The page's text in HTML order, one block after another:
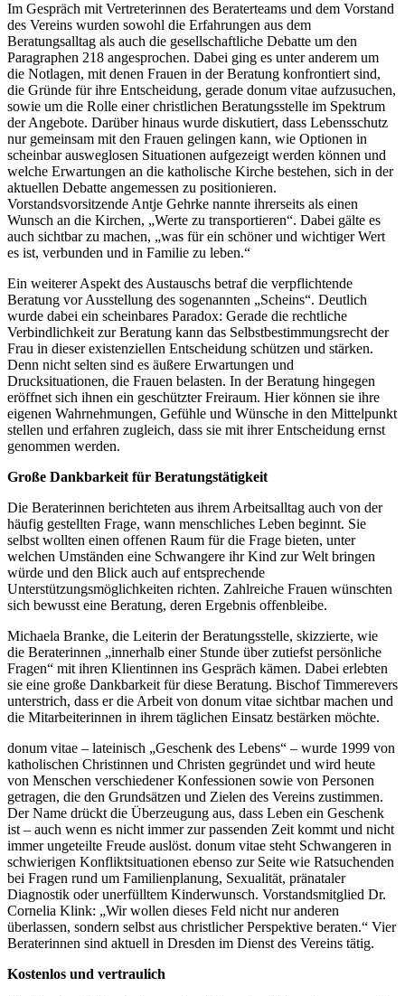
Im Gespräch mit Vertreterinnen des Beraterteams und dem Vorstand
des Vereins wurden sowohl die Erfahrungen aus dem
Beratungsalltag als auch die gesellschaftliche Debatte um den
Paragraphen 218 angesprochen. Dabei ging es unter anderem um
die Notlagen, mit denen Frauen in der Beratung konfrontiert sind,
die Gründe für ihre Entscheidung, gerade donum vitae aufzusuchen,
sowie um die Rolle einer christlichen Beratungsstelle im Spektrum
der Angebote. Darüber hinaus wurde diskutiert, dass Lebensschutz
nur gemeinsam mit den Frauen gelingen kann, wie Optionen in
scheinbar ausweglosen Situationen aufgezeigt werden können und
welche Erwartungen an die katholische Kirche bestehen, sich in der
aktuellen Debatte angemessen zu positionieren.
Vorstandsvorsitzende Antje Gehrke nannte ihrerseits als einen
Wunsch an die Kirchen, „Werte zu transportieren“. Dabei gälte es
auch sichtbar zu machen, „was für ein schöner und wichtiger Wert
es ist, verbunden und in Familie zu leben.“
Ein weiterer Aspekt des Austauschs betraf die verpflichtende
Beratung vor Ausstellung des sogenannten „Scheins“. Deutlich
wurde dabei ein scheinbares Paradox: Gerade die rechtliche
Verbindlichkeit zur Beratung kann das Selbstbestimmungsrecht der
Frau in dieser existenziellen Entscheidung schützen und stärken.
Denn nicht selten sind es äußere Erwartungen und
Drucksituationen, die Frauen belasten. In der Beratung hingegen
eröffnet sich ihnen ein geschützter Freiraum. Hier können sie ihre
eigenen Wahrnehmungen, Gefühle und Wünsche in den Mittelpunkt
stellen und erfahren zugleich, dass sie mit ihrer Entscheidung ernst
genommen werden.
Große Dankbarkeit für Beratungstätigkeit
Die Beraterinnen berichteten aus ihrem Arbeitsalltag auch von der
häufig gestellten Frage, wann menschliches Leben beginnt. Sie
selbst wollten einen offenen Raum für die Frage bieten, unter
welchen Umständen eine Schwangere ihr Kind zur Welt bringen
würde und den Blick auch auf entsprechende
Unterstützungsmöglichkeiten richten. Zahlreiche Frauen wünschten
sich bewusst eine Beratung, deren Ergebnis offenbleibe.
Michaela Branke, die Leiterin der Beratungsstelle, skizzierte, wie
die Beraterinnen „innerhalb einer Stunde über zutiefst persönliche
Fragen“ mit ihren Klientinnen ins Gespräch kämen. Dabei erlebten
sie eine große Dankbarkeit für diese Beratung. Bischof Timmerevers
unterstrich, dass er die Arbeit von donum vitae sichtbar machen und
die Mitarbeiterinnen in ihrem täglichen Einsatz bestärken möchte.
donum vitae – lateinisch „Geschenk des Lebens“ – wurde 1999 von
katholischen Christinnen und Christen gegründet und wird heute
von Menschen verschiedener Konfessionen sowie von Personen
getragen, die den Grundsätzen und Zielen des Vereins zustimmen.
Der Name drückt die Überzeugung aus, dass Leben ein Geschenk
ist – auch wenn es nicht immer zur passenden Zeit kommt und nicht
immer ungeteilte Freude auslöst. donum vitae steht Schwangeren in
schwierigen Konfliktsituationen ebenso zur Seite wie Ratsuchenden
bei Fragen rund um Familienplanung, Sexualität, pränataler
Diagnostik oder unerfülltem Kinderwunsch. Vorstandsmitglied Dr.
Cornelia Klink: „Wir wollen dieses Feld nicht nur anderen
überlassen, sondern selbst aus christlicher Perspektive beraten.“ Vier
Beraterinnen sind aktuell in Dresden im Dienst des Vereins tätig.
Kostenlos und vertraulich